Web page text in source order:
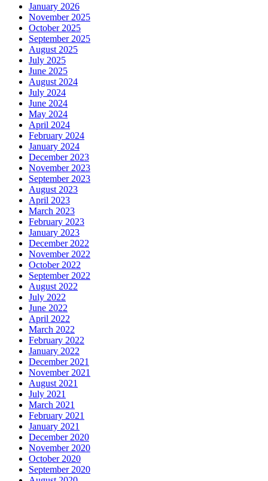
January 2026
November 2025
October 2025
September 2025
August 2025
July 2025
June 2025
August 2024
July 2024
June 2024
May 2024
April 2024
February 2024
January 2024
December 2023
November 2023
September 2023
August 2023
April 2023
March 2023
February 2023
January 2023
December 2022
November 2022
October 2022
September 2022
August 2022
July 2022
June 2022
April 2022
March 2022
February 2022
January 2022
December 2021
November 2021
August 2021
July 2021
March 2021
February 2021
January 2021
December 2020
November 2020
October 2020
September 2020